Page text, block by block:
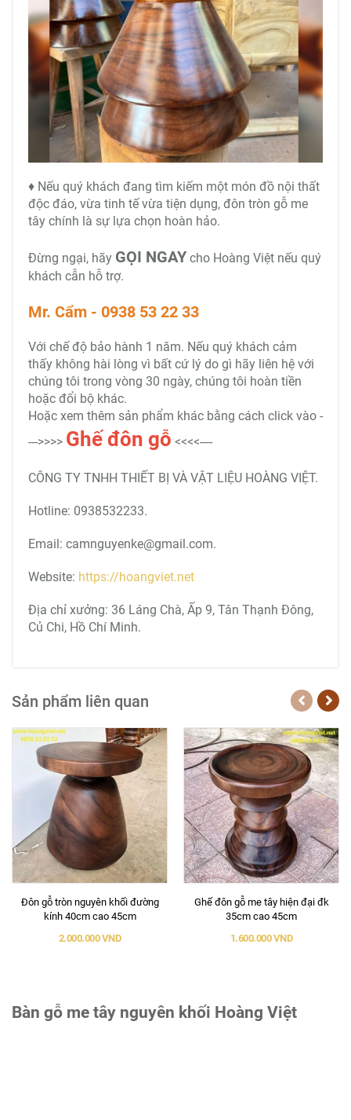
♦ Nếu quý khách đang tìm kiếm một món đồ nội thất
độc đáo, vừa tinh tế vừa tiện dụng, đôn tròn gỗ me
tây chính là sự lựa chọn hoàn hảo.
Đừng ngại, hãy GỌI NGAY cho Hoàng Việt nếu quý
khách cẫn hỗ trợ.
Mr. Cẩm - 0938 53 22 33
Với chế độ bảo hành 1 năm. Nếu quý khách cảm
thấy không hài lòng vì bất cứ lý do gì hãy liên hệ với
chúng tôi trong vòng 30 ngày, chúng tôi hoàn tiền
hoặc đổi bộ khác.
Hoặc xem thêm sản phẩm khác bằng cách click vào -
--->>>> Ghế đôn gỗ <<<<----
CÔNG TY TNHH THIẾT BỊ VÀ VẬT LIỆU HOÀNG VIỆT.
Hotline: 0938532233.
Email: camnguyenke@gmail.com.
Website: https://hoangviet.net
Địa chỉ xưởng: 36 Láng Chà, Ấp 9, Tân Thạnh Đông,
Củ Chi, Hồ Chí Minh.
Sản phẩm liên quan
Đôn gỗ tròn nguyên khối đường
kính 40cm cao 45cm
2.000.000 VND
Ghế đôn gỗ me tây hiện đại đk
35cm cao 45cm
1.600.000 VND
Bàn gỗ me tây nguyên khối Hoàng Việt